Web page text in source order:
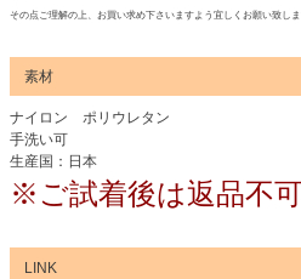
その点ご理解の上、お買い求め下さいますよう宜しくお願い致しま
素材
ナイロン ポリウレタン
手洗い可
生産国：日本
※ご試着後は返品不可
LINK